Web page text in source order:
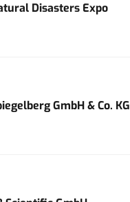
Disasters Expo
GmbH & Co. KG